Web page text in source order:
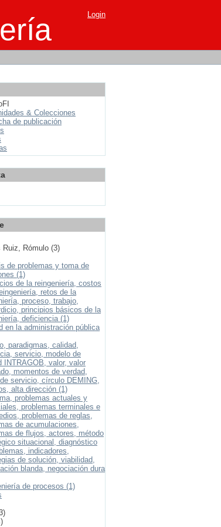
Login
& Colecciones
de publicación
Ruiz, Rómulo (3)
de problemas y toma de
(1)
de la reingeniería, costos
retos de la
proceso, trabajo,
principios básicos de la
deficiencia (1)
en la administración pública
paradigmas, calidad,
servicio, modelo de
INTRAGOB, valor, valor
momentos de verdad,
servicio, círculo DEMING,
alta dirección (1)
problemas actuales y
problemas terminales e
problemas de reglas,
de acumulaciones,
de flujos, actores, método
situacional, diagnóstico
indicadores,
de solución, viabilidad,
blanda, negociación dura
de procesos (1)